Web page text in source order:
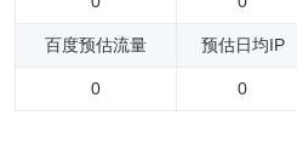
百度预估流量 预估日均IP
0 0